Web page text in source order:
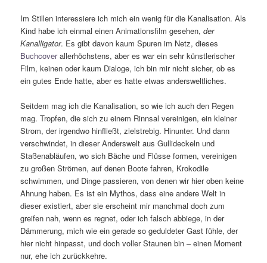
Im Stillen interessiere ich mich ein wenig für die Kanalisation. Als
Kind habe ich einmal einen Animationsfilm gesehen,der
Kanalligator. Es gibt davon kaum Spuren im Netz, dieses
Buchcoverallerhöchstens, aber es war ein sehr künstlerischer
Film, keinen oder kaum Dialoge, ich bin mir nicht sicher, ob es
ein gutes Ende hatte, aber es hatte etwas andersweltliches.
Seitdem mag ich die Kanalisation, so wie ich auch den Regen
mag. Tropfen, die sich zu einem Rinnsal vereinigen, ein kleiner
Strom, der irgendwo hinfließt, zielstrebig. Hinunter. Und dann
verschwindet, in dieser Anderswelt aus Gullideckeln und
Staßenabläufen, wo sich Bäche und Flüsse formen, vereinigen
zu großen Strömen, auf denen Boote fahren, Krokodile
schwimmen, und Dinge passieren, von denen wir hier oben keine
Ahnung haben. Es ist ein Mythos, dass eine andere Welt in
dieser existiert, aber sie erscheint mir manchmal doch zum
greifen nah, wenn es regnet, oder ich falsch abbiege, in der
Dämmerung, mich wie ein gerade so geduldeter Gast fühle, der
hier nicht hinpasst, und doch voller Staunen bin – einen Moment
nur, ehe ich zurückkehre.